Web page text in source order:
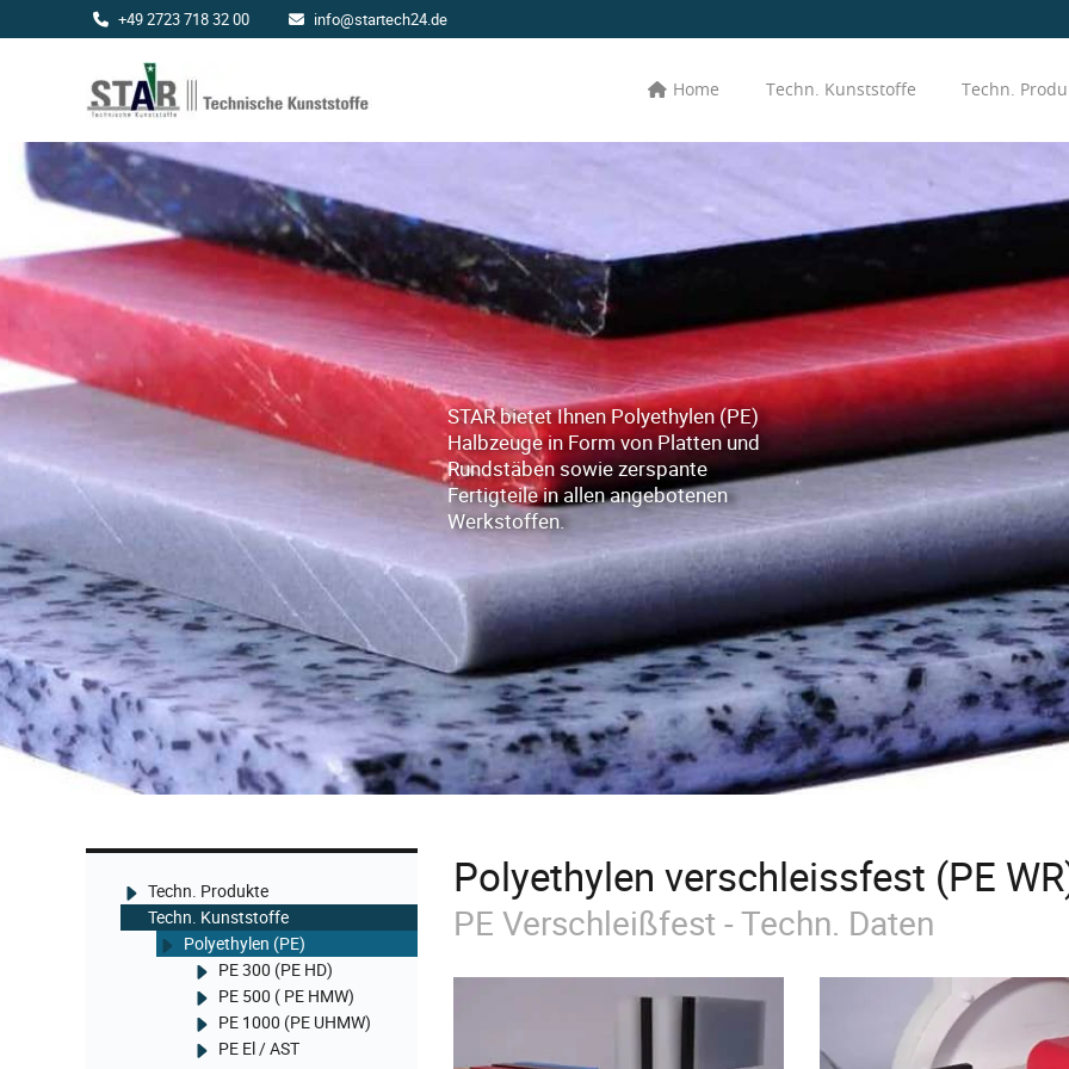
+49 2723 718 32 00 info@startech24.de
Startech24
Home Techn. Kunststoffe Techn.
Techn. Produkte
Techn. Kunststoffe
Polyethylen (PE)
PE 300 (PE HD)
PE 500 ( PE HMW)
PE 1000 (PE UHMW)
PE El / AST
STAR bietet Ihnen Polyethylen (PE)
Halbzeuge in Form von Platten und
Rundstäben sowie zerspante
Fertigteile in allen angebotenen
Werkstoffen.
Polyethylen verschleissfest (PE
PE Verschleißfest - Techn. Daten